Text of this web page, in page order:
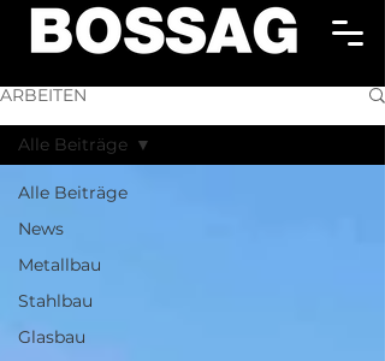
ARBEITEN
Alle Beiträge
News
Metallbau
Stahlbau
Glasbau
Alle Beiträge